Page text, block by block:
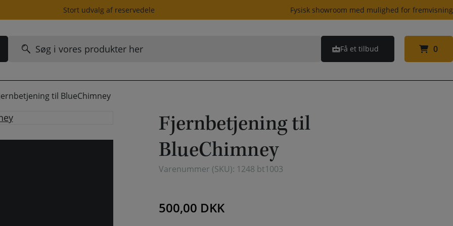
Stort udvalg af reservedele Fysisk showroom med mulighed for fremvisning
Søg
efter:
Få et tilbud 0
0
til BlueChimney
Fjernbetjening til
BlueChimney
Varenummer (SKU): 1248 bt1003
500,00 DKK